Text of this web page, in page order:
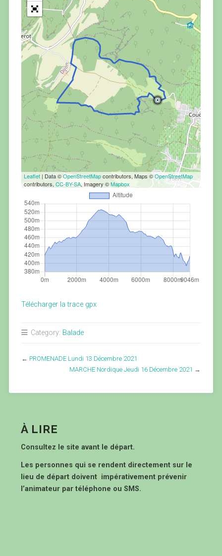
Leaflet| Data ©OpenStreetMapcontributors, Maps ©OpenStreetMap
contributors, CC-BY-SA, Imagery ©Mapbox
Télécharger la trace gpx
Category: Balade
← PROMENADE Lundi 13 Décembre 2021
MARCHE Nordique Jeudi 16 Décembre 2021 →
À LIRE
Consultez le site avant le départ.
Les personnes qui se rendent directement sur le
lieu de départ doivent impérativement prévenir
l’animateur par téléphone ou SMS.